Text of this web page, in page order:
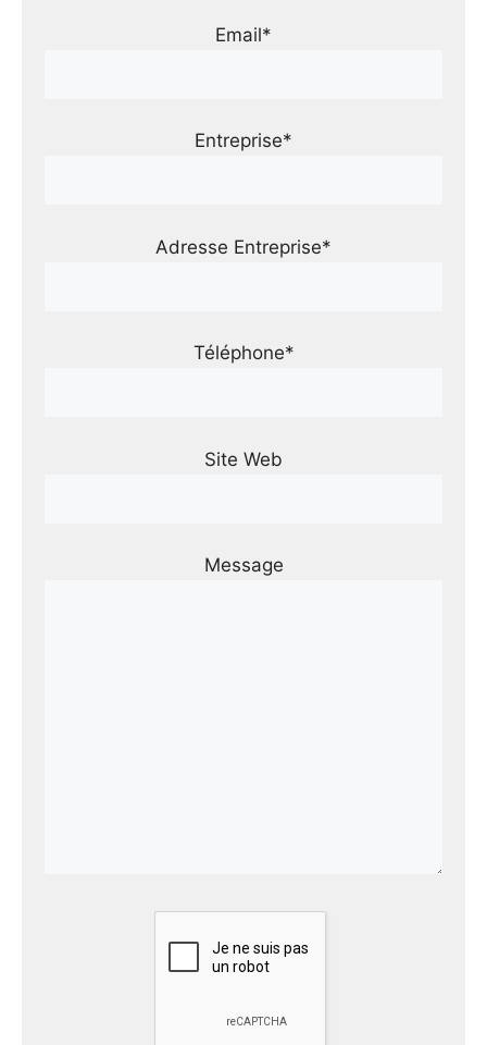
Email*
Entreprise*
Adresse Entreprise*
Téléphone*
Site Web
Message